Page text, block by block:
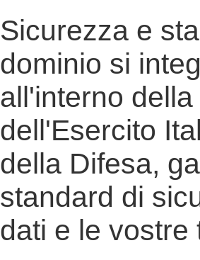
Sicurezza e
dominio si
all'interno
dell'Esercito
della Difesa,
standard di
dati e le vostre